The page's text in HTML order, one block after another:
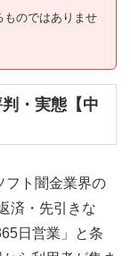
のではありませ
・実態【中
フト闇金業界の
済・先引きな
日営業」と条